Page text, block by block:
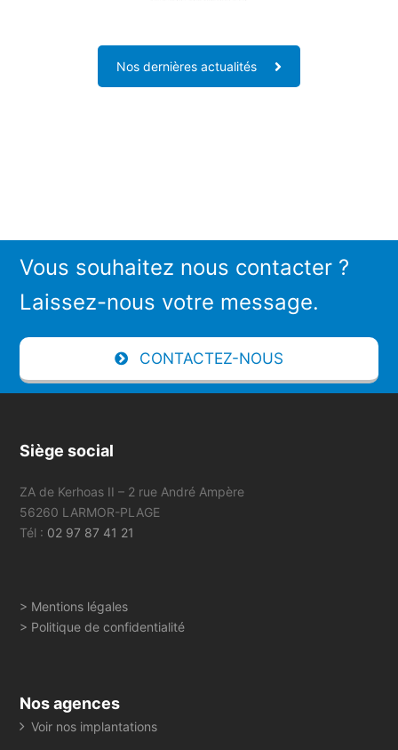
Nos dernières actualités
Vous souhaitez nous contacter ?
Laissez-nous votre message.
CONTACTEZ-NOUS
Siège social
ZA de Kerhoas II – 2 rue André Ampère
56260 LARMOR-PLAGE
Tél : 02 97 87 41 21
> Mentions légales
> Politique de confidentialité
Nos agences
Voir nos implantations